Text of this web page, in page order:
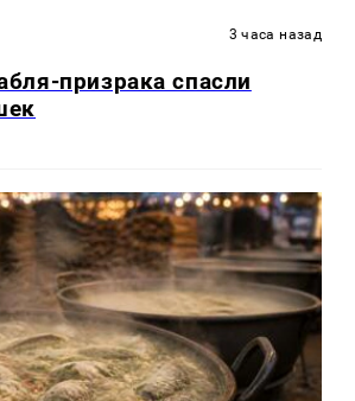
3 часа назад
призрака спасли